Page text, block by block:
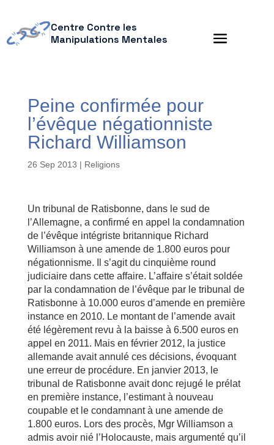
Centre Contre les
Manipulations Mentales
Peine confirmée pour
l’évêque négationniste
Richard Williamson
26 Sep 2013 | Religions
Un tribunal de Ratisbonne, dans le sud de
l’Allemagne, a confirmé en appel la condamnation
de l’évêque intégriste britannique Richard
Williamson à une amende de 1.800 euros pour
négationnisme. Il s’agit du cinquième round
judiciaire dans cette affaire. L’affaire s’était soldée
par la condamnation de l’évêque par le tribunal de
Ratisbonne à 10.000 euros d’amende en première
instance en 2010. Le montant de l’amende avait
été légèrement revu à la baisse à 6.500 euros en
appel en 2011. Mais en février 2012, la justice
allemande avait annulé ces décisions, évoquant
une erreur de procédure. En janvier 2013, le
tribunal de Ratisbonne avait donc rejugé le prélat
en première instance, l’estimant à nouveau
coupable et le condamnant à une amende de
1.800 euros. Lors des procès, Mgr Williamson a
admis avoir nié l’Holocauste, mais argumenté qu’il